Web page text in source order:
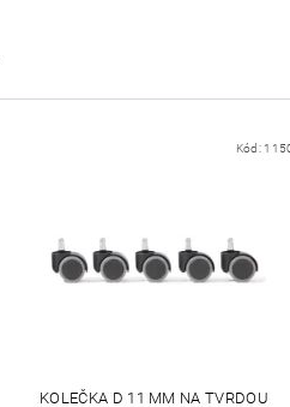
Kód:
KOLEČKA D 11 MM NA TVRDOU